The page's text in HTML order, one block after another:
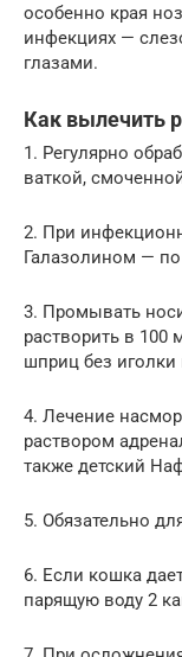
особенно края
инфекциях —
глазами.
Как вылечить
1. Регулярно
ваткой,
2. При
Галазолином — по
3. Промывать
растворить в
шприц без
4. Лечение
раствором
также детский
5. Обязательно
6. Если кошка
парящую воду 2